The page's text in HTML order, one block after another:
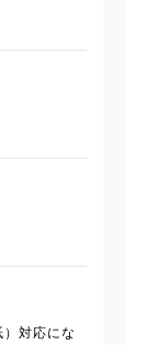
対応にな